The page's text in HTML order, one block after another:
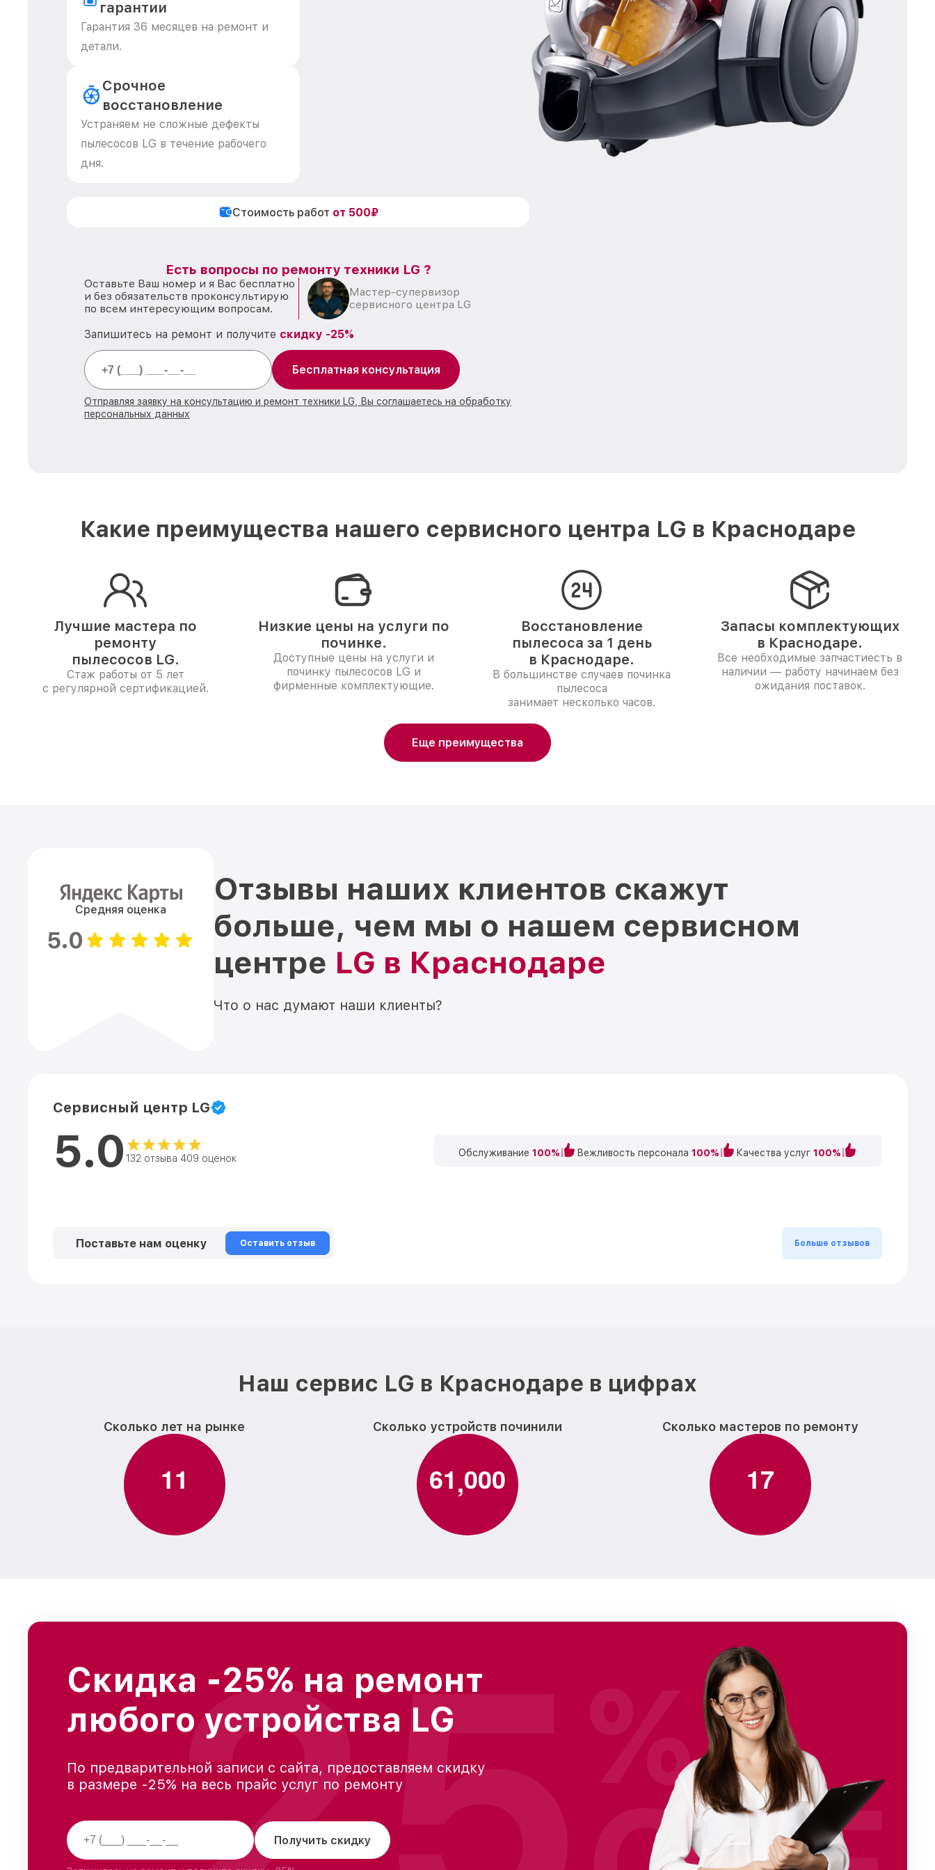
гарантии
Гарантия 36 месяцев на ремонт и
детали.
Срочное
восстановление
Устраняем не сложные дефекты
пылесосов LG в течение рабочего
дня.
Стоимость работ от 500₽
Есть вопросы по ремонту техники LG ?
Оставьте Ваш номер и я Вас бесплатно
и без обязательств проконсультирую
по всем интересующим вопросам.
Мастер-супервизор
сервисного центра LG
Запишитесь на ремонт и получите скидку -25%
Бесплатная консультация
Отправляя заявку на консультацию и ремонт техники LG, Вы соглашаетесь на обработку
персональных данных
Какие преимущества нашего сервисного центра LG в Краснодаре
Лучшие мастера по
ремонту
пылесосов LG.
Стаж работы от 5 лет
с регулярной сертификацией.
Низкие цены на услуги по
починке.
Доступные цены на услуги и
починку пылесосов LG и
фирменные комплектующие.
Восстановление
пылесоса за 1 день
в Краснодаре.
В большинстве случаев починка
пылесоса
занимает несколько часов.
Запасы комплектующих
в Краснодаре.
Все необходимые запчастиесть в
наличии — работу начинаем без
ожидания поставок.
Еще преимущества
Средняя оценка
5.0
Отзывы наших клиентов скажут
больше, чем мы о нашем сервисном
центре LG в Краснодаре
Что о нас думают наши клиенты?
Сервисный центр LG
5.0 132 отзыва 409 оценок Обслуживание 100% Вежливость персонала 100% Качества услуг 100%
Поставьте нам оценку Оставить отзыв Больше отзывов
Наш сервис LG в Краснодаре в цифрах
Сколько лет на рынке
11
Сколько устройств починили
61,000
Сколько мастеров по ремонту
17
Скидка -25% на ремонт
любого устройства LG
По предварительной записи с сайта, предоставляем скидку
в размере -25% на весь прайс услуг по ремонту
Получить скидку
%